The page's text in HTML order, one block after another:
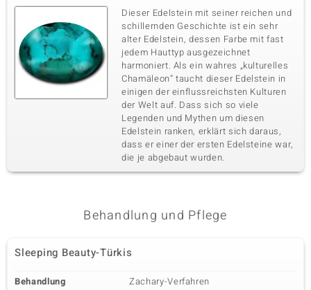
Dieser Edelstein mit seiner reichen und
schillernden Geschichte ist ein sehr
alter Edelstein, dessen Farbe mit fast
jedem Hauttyp ausgezeichnet
harmoniert. Als ein wahres „kulturelles
Chamäleon“ taucht dieser Edelstein in
einigen der einflussreichsten Kulturen
der Welt auf. Dass sich so viele
Legenden und Mythen um diesen
Edelstein ranken, erklärt sich daraus,
dass er einer der ersten Edelsteine war,
die je abgebaut wurden.
Behandlung und Pflege
Sleeping Beauty-Türkis
Behandlung Zachary-Verfahren